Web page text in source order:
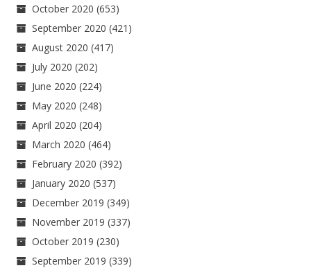
October 2020 (653)
September 2020 (421)
August 2020 (417)
July 2020 (202)
June 2020 (224)
May 2020 (248)
April 2020 (204)
March 2020 (464)
February 2020 (392)
January 2020 (537)
December 2019 (349)
November 2019 (337)
October 2019 (230)
September 2019 (339)